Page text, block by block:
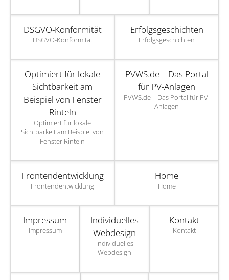
DSGVO-Konformität
DSGVO-Konformität
Erfolgsgeschichten
Erfolgsgeschichten
Optimiert für lokale
Sichtbarkeit am
Beispiel von Fenster
Rinteln
Optimiert für lokale
Sichtbarkeit am Beispiel von
Fenster Rinteln
PVWS.de – Das Portal
für PV-Anlagen
PVWS.de – Das Portal für PV-
Anlagen
Frontendentwicklung
Frontendentwicklung
Home
Home
Impressum
Impressum
Individuelles
Webdesign
Individuelles
Webdesign
Kontakt
Kontakt